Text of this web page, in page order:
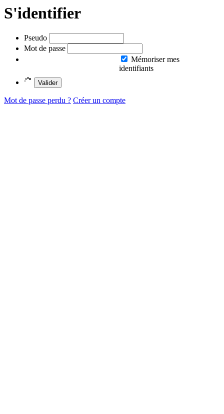
S'identifier
Pseudo
Mot de passe
Mémoriser mes
identifiants
Valider
Mot de passe perdu ? Créer un compte